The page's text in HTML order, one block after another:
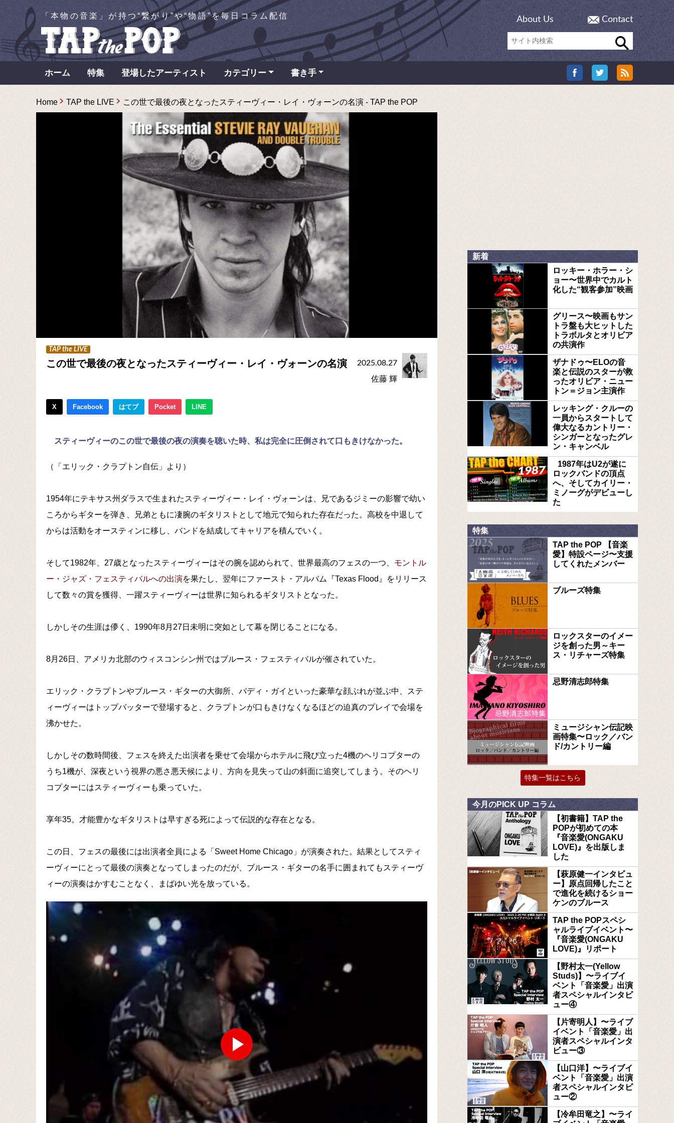
「本物の音楽」が持つ“繋がり”や“物語”を毎日コラム配信 About Us Contact
ホーム 特集 登場したアーティスト カテゴリー 書き手
Home TAP the LIVE この世で最後の夜となったスティーヴィー・レイ・ヴォーンの名演 - TAP the POP
TAP the LIVE
この世で最後の夜となったスティーヴィー・レイ・ヴォーンの名演 2025.08.27
佐藤 輝
X Facebook はてブ Pocket LINE
スティーヴィーのこの世で最後の夜の演奏を聴いた時、私は完全に圧倒されて口もきけなかった。
（「エリック・クラプトン自伝」より）
1954年にテキサス州ダラスで生まれたスティーヴィー・レイ・ヴォーンは、兄であるジミーの影響で幼い
ころからギターを弾き、兄弟ともに凄腕のギタリストとして地元で知られた存在だった。高校を中退して
からは活動をオースティンに移し、バンドを結成してキャリアを積んでいく。
そして1982年、27歳となったスティーヴィーはその腕を認められて、世界最高のフェスの一つ、 モントル
ー・ジャズ・フェスティバルへの出演を果たし、翌年にファースト・アルバム『Texas Flood』をリリース
して数々の賞を獲得、一躍スティーヴィーは世界に知られるギタリストとなった。
しかしその生涯は儚く、1990年8月27日未明に突如として幕を閉じることになる。
8月26日、アメリカ北部のウィスコンシン州ではブルース・フェスティバルが催されていた。
エリック・クラプトンやブルース・ギターの大御所、バディ・ガイといった豪華な顔ぶれが並ぶ中、ステ
ィーヴィーはトップバッターで登場すると、クラプトンが口もきけなくなるほどの迫真のプレイで会場を
沸かせた。
しかしその数時間後、フェスを終えた出演者を乗せて会場からホテルに飛び立った4機のヘリコプターの
うち1機が、深夜という視界の悪さ悪天候により、方向を見失って山の斜面に追突してしまう。そのヘリ
コプターにはスティーヴィーも乗っていた。
享年35。才能豊かなギタリストは早すぎる死によって伝説的な存在となる。
この日、フェスの最後には出演者全員による「Sweet Home Chicago」が演奏された。結果としてスティ
ーヴィーにとって最後の演奏となってしまったのだが、ブルース・ギターの名手に囲まれてもスティーヴ
ィーの演奏はかすむことなく、まばゆい光を放っている。
新着
ロッキー・ホラー・シ
ョー〜世界中でカルト
化した“観客参加”映画
グリース〜映画もサン
トラ盤も大ヒットした
トラボルタとオリビア
の共演作
ザナドゥ〜ELOの音
楽と伝説のスターが救
ったオリビア・ニュー
トン＝ジョン主演作
レッキング・クルーの
一員からスタートして
偉大なるカントリー・
シンガーとなったグレ
ン・キャンベル
1987年はU2が遂に
ロックバンドの頂点
へ、そしてカイリー・
ミノーグがデビューし
た
特集
TAP the POP 【音楽
愛】特設ページ〜支援
してくれたメンバー
ブルーズ特集
ロックスターのイメー
ジを創った男～キー
ス・リチャーズ特集
忌野清志郎特集
ミュージシャン伝記映
画特集〜ロック／バン
ド/カントリー編
特集一覧はこちら
今月のPICK UP コラム
【初書籍】TAP the
POPが初めての本
『音楽愛(ONGAKU
LOVE)』を出版しま
した
【萩原健一インタビュ
ー】原点回帰したこと
で進化を続けるショー
ケンのブルース
TAP the POPスペシ
ャルライブイベント〜
『音楽愛(ONGAKU
LOVE)』リポート
【野村太一(Yellow
Studs)】〜ライブイ
ベント「音楽愛」出演
者スペシャルインタビ
ュー④
【片寄明人】〜ライブ
イベント「音楽愛」出
演者スペシャルインタ
ビュー③
【山口洋】〜ライブイ
ベント「音楽愛」出演
者スペシャルインタビ
ュー②
【冷牟田竜之】〜ライ